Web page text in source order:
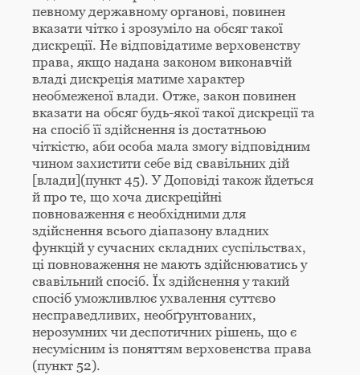
певному державному органові, повинен
вказати чітко і зрозуміло на обсяг такої
дискреції. Не відповідатиме верховенству
права, якщо надана законом виконавчій
владі дискреція матиме характер
необмеженої влади. Отже, закон повинен
вказати на обсяг будь-якої такої дискреції та
на спосіб її здійснення із достатньою
чіткістю, аби особа мала змогу відповідним
чином захистити себе від свавільних дій
[влади](пункт 45). У Доповіді також йдеться
й про те, що хоча дискреційні
повноваження є необхідними для
здійснення всього діапазону владних
функцій у сучасних складних суспільствах,
ці повноваження не мають здійснюватись у
свавільний спосіб. Їх здійснення у такий
спосіб уможливлює ухвалення суттєво
несправедливих, необґрунтованих,
нерозумних чи деспотичних рішень, що є
несумісним із поняттям верховенства права
(пункт 52).